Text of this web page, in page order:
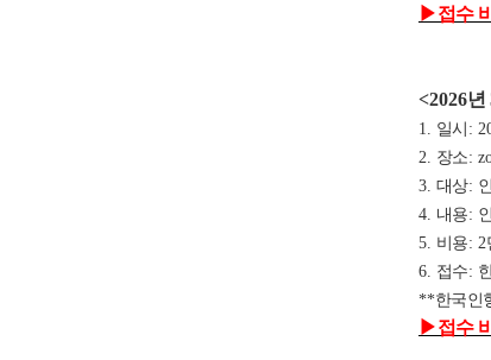
▶접수
<2026년
1. 일시:
2. 장소:
3. 대상:
4. 내용:
5. 비용: 2
6. 접수:
**한국인
▶접수